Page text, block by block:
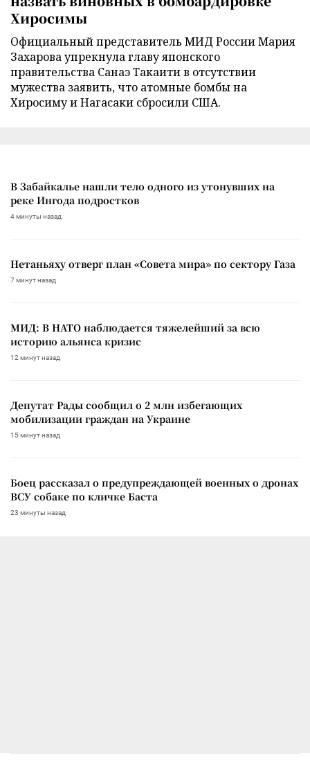
Хиросимы
Официальный представитель МИД России Мария
Захарова упрекнула главу японского
правительства Санаэ Такаити в отсутствии
мужества заявить, что атомные бомбы на
Хиросиму и Нагасаки сбросили США.
В Забайкалье нашли тело одного из утонувших на
реке Ингода подростков
4 минуты назад
Нетаньяху отверг план «Совета мира» по сектору Газа
7 минут назад
МИД: В НАТО наблюдается тяжелейший за всю
историю альянса кризис
12 минут назад
Депутат Рады сообщил о 2 млн избегающих
мобилизации граждан на Украине
15 минут назад
Боец рассказал о предупреждающей военных о дронах
ВСУ собаке по кличке Баста
23 минуты назад